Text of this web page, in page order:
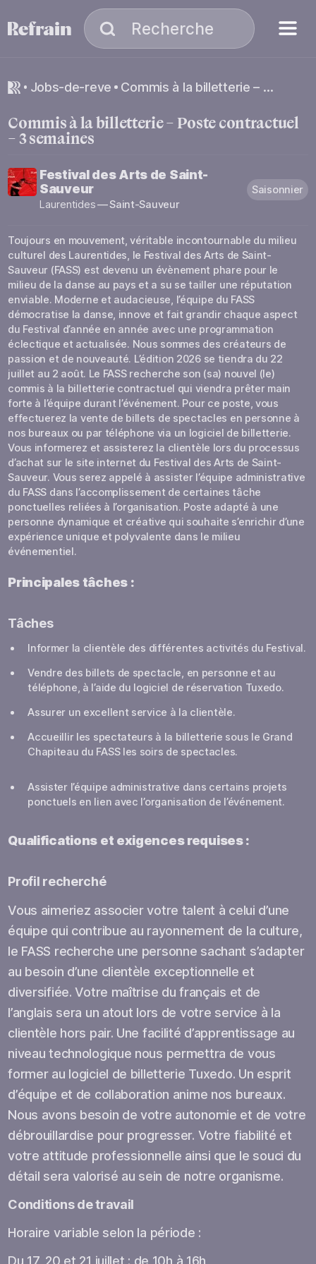
Recherche
jobs-de-reve Commis à la billetterie – Poste contractuel – 3 semaines
Commis à la billetterie – Poste contractuel
– 3 semaines
Festival des Arts de Saint-
Sauveur
Laurentides—Saint-Sauveur
Saisonnier
Toujours en mouvement, véritable incontournable du milieu
culturel des Laurentides, le Festival des Arts de Saint-
Sauveur (FASS) est devenu un évènement phare pour le
milieu de la danse au pays et a su se tailler une réputation
enviable. Moderne et audacieuse, l’équipe du FASS
démocratise la danse, innove et fait grandir chaque aspect
du Festival d’année en année avec une programmation
éclectique et actualisée. Nous sommes des créateurs de
passion et de nouveauté. L’édition 2026 se tiendra du 22
juillet au 2 août. Le FASS recherche son (sa) nouvel (le)
commis à la billetterie contractuel qui viendra prêter main
forte à l’équipe durant l’événement. Pour ce poste, vous
effectuerez la vente de billets de spectacles en personne à
nos bureaux ou par téléphone via un logiciel de billetterie.
Vous informerez et assisterez la clientèle lors du processus
d’achat sur le site internet du Festival des Arts de Saint-
Sauveur. Vous serez appelé à assister l’équipe administrative
du FASS dans l’accomplissement de certaines tâche
ponctuelles reliées à l’organisation. Poste adapté à une
personne dynamique et créative qui souhaite s’enrichir d’une
expérience unique et polyvalente dans le milieu
événementiel.
Principales tâches :
Tâches
Informer la clientèle des différentes activités du Festival.
Vendre des billets de spectacle, en personne et au
téléphone, à l’aide du logiciel de réservation Tuxedo.
Assurer un excellent service à la clientèle.
Accueillir les spectateurs à la billetterie sous le Grand
Chapiteau du FASS les soirs de spectacles.
Assister l’équipe administrative dans certains projets
ponctuels en lien avec l’organisation de l’événement.
Qualifications et exigences requises :
Profil recherché
Vous aimeriez associer votre talent à celui d’une
équipe qui contribue au rayonnement de la culture,
le FASS recherche une personne sachant s’adapter
au besoin d’une clientèle exceptionnelle et
diversifiée. Votre maîtrise du français et de
l’anglais sera un atout lors de votre service à la
clientèle hors pair. Une facilité d’apprentissage au
niveau technologique nous permettra de vous
former au logiciel de billetterie Tuxedo. Un esprit
d’équipe et de collaboration anime nos bureaux.
Nous avons besoin de votre autonomie et de votre
débrouillardise pour progresser. Votre fiabilité et
votre attitude professionnelle ainsi que le souci du
détail sera valorisé au sein de notre organisme.
Conditions de travail
Horaire variable selon la période :
Du 17, 20 et 21 juillet : de 10h à 16h